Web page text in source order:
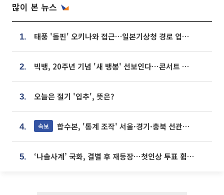
많이 본 뉴스
1. 태풍 '돌핀' 오키나와 접근…일본기상청 경로 업데이트
2. 빅뱅, 20주년 기념 '새 뱅봉' 선보인다⋯콘서트 앞두고 팝업 개최
3. 오늘은 절기 '입추', 뜻은?
4. 속보 합수본, '통계 조작' 서울·경기·충북 선관위 등 추가 압수수색
5. ‘나솔사계’ 국화, 결별 후 재등장⋯첫인상 투표 휩쓸고 ‘인기녀’ 등극